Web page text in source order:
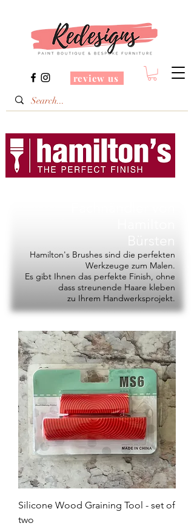
review us
Hamilton's Brushes sind die perfekten
Werkzeuge zum Malen.
Es gibt Ihnen das perfekte Finish, ohne
dass streunende Haare kleben
zu Ihrem Handwerksprojekt.
Silicone Wood Graining Tool - set of
two